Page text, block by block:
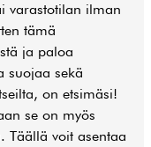
varastotilan ilman
tämä
ja paloa
suojaa sekä
on etsimäsi!
se on myös
Täällä voit asentaa